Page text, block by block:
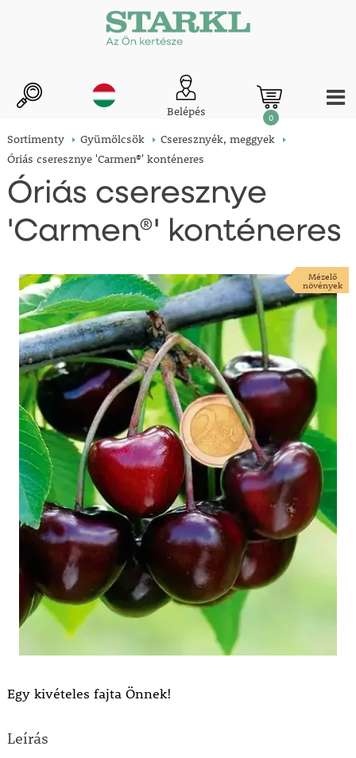
Belépés 0
Sortimenty Gyümölcsök
Cseresznyék, meggyek
Óriás cseresznye 'Carmen®' konténeres
Óriás cseresznye
'Carmen®' konténeres
Mézelő
növények
Egy kivételes fajta Önnek!
Leírás